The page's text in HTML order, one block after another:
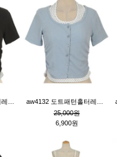
25,000원
6,900원